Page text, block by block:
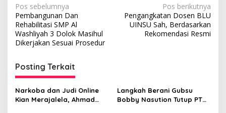
N
a
v
g
a
s
Pos sebelumnya
Pembangunan Dan
Rehabilitasi SMP Al
Washliyah 3 Dolok Masihul
Dikerjakan Sesuai Prosedur
Pos berikutnya
Pengangkatan Dosen BLU
UINSU Sah, Berdasarkan
Rekomendasi Resmi
Posting Terkait
Narkoba dan Judi Online
Kian Merajalela, Ahmad
Langkah Berani Gubsu
Bobby Nasution Tutup PT